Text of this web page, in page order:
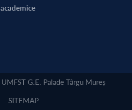
G.E. Palade Târgu Mureș
SITEMAP